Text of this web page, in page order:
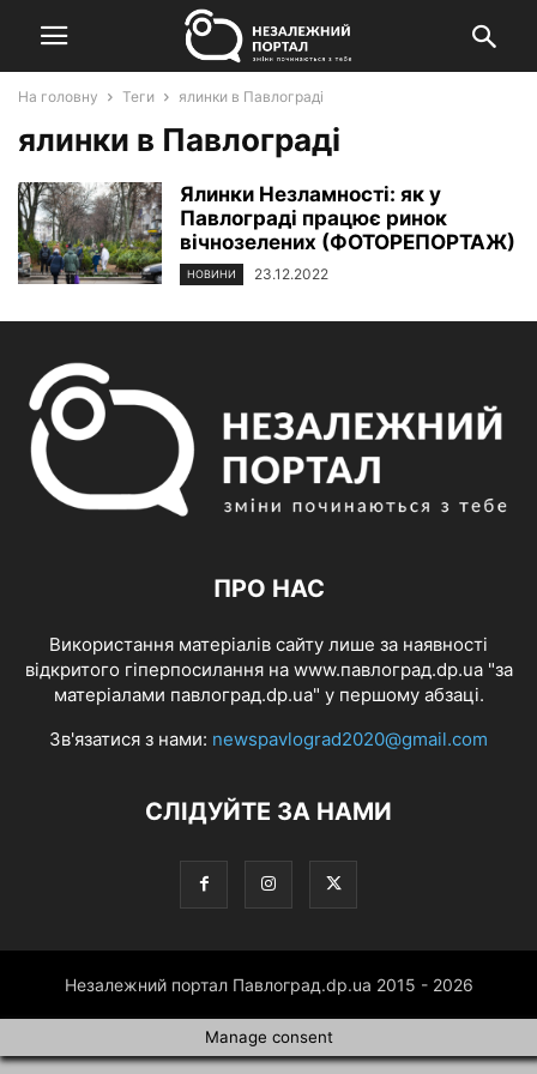
На головну Теги ялинки в Павлограді
ялинки в Павлограді
Ялинки Незламності: як у
Павлограді працює ринок
вічнозелених (ФОТОРЕПОРТАЖ)
НОВИНИ 23.12.2022
ПРО НАС
Використання матеріалів сайту лише за наявності
відкритого гіперпосилання на www.павлоград.dp.ua "за
матеріалами павлоград.dp.ua" у першому абзаці.
Зв'язатися з нами: newspavlograd2020@gmail.com
СЛІДУЙТЕ ЗА НАМИ
Незалежний портал Павлоград.dp.ua 2015 - 2026
Manage consent